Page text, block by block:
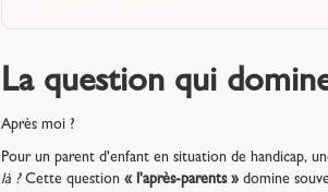
La question qui
Après moi ?
Pour un parent d'enfant en situation de handicap,
là ?Cette question « l'après-parents »domine